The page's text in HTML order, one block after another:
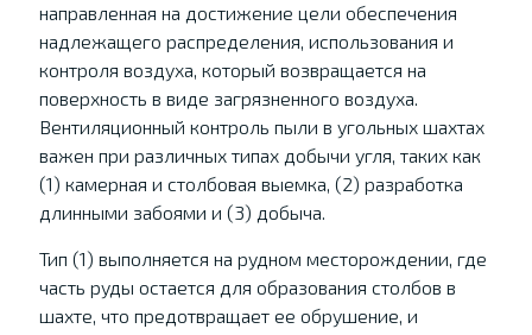
направленная на достижение цели обеспечения
надлежащего распределения, использования и
контроля воздуха, который возвращается на
поверхность в виде загрязненного воздуха.
Вентиляционный контроль пыли в угольных шахтах
важен при различных типах добычи угля, таких как
(1) камерная и столбовая выемка, (2) разработка
длинными забоями и (3) добыча.
Тип (1) выполняется на рудном месторождении, где
часть руды остается для образования столбов в
шахте, что предотвращает ее обрушение, и